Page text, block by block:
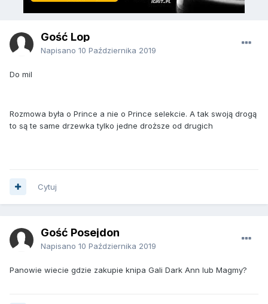
Gość Lop
Napisano 10 Października 2019
Do mil
Rozmowa była o Prince a nie o Prince selekcie. A tak swoją drogą
to są te same drzewka tylko jedne droższe od drugich
Cytuj
Gość Posejdon
Napisano 10 Października 2019
Panowie wiecie gdzie zakupie knipa Gali Dark Ann lub Magmy?